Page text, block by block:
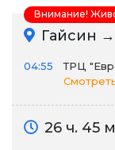
Гайсин →
04:55
ТРЦ
26 ч. 45
Внимание!